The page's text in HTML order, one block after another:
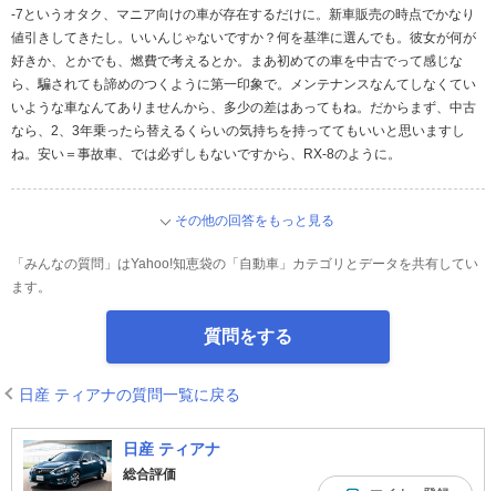
-7というオタク、マニア向けの車が存在するだけに。新車販売の時点でかなり
値引きしてきたし。いいんじゃないですか？何を基準に選んでも。彼女が何が
好きか、とかでも、燃費で考えるとか。まあ初めての車を中古でって感じな
ら、騙されても諦めのつくように第一印象で。メンテナンスなんてしなくてい
いような車なんてありませんから、多少の差はあってもね。だからまず、中古
なら、2、3年乗ったら替えるくらいの気持ちを持っててもいいと思いますし
ね。安い＝事故車、では必ずしもないですから、RX-8のように。
その他の回答をもっと見る
「みんなの質問」はYahoo!知恵袋の「自動車」カテゴリとデータを共有してい
ます。
質問をする
日産 ティアナの質問一覧に戻る
日産 ティアナ
総合評価